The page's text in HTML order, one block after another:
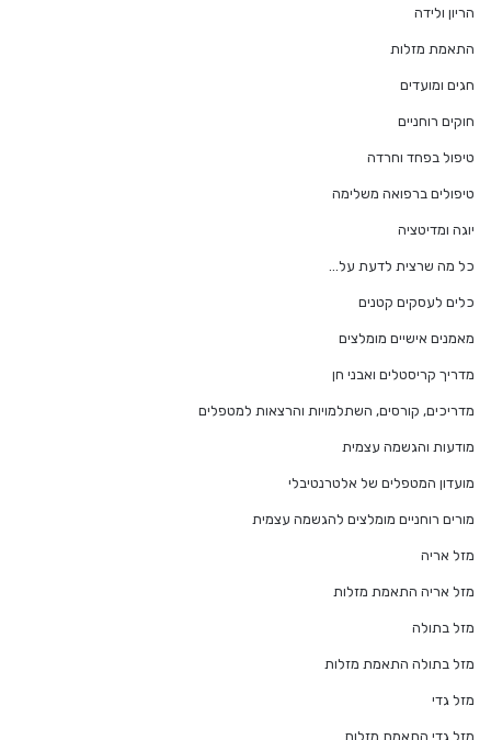
הריון ולידה
התאמת מזלות
חגים ומועדים
חוקים רוחניים
טיפול בפחד וחרדה
טיפולים ברפואה משלימה
יוגה ומדיטציה
כל מה שרצית לדעת על…
כלים לעסקים קטנים
מאמנים אישיים מומלצים
מדריך קריסטלים ואבני חן
מדריכים, קורסים, השתלמויות והרצאות למטפלים
מודעות והגשמה עצמית
מועדון המטפלים של אלטרנטיבלי
מורים רוחניים מומלצים להגשמה עצמית
מזל אריה
מזל אריה התאמת מזלות
מזל בתולה
מזל בתולה התאמת מזלות
מזל גדי
מזל גדי התאמת מזלות